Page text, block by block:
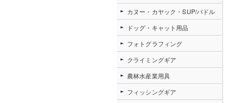
カヌー・カヤック・SUP/パドル
ドッグ・キャット用品
フォトグラフィング
クライミングギア
農林水産業用具
フィッシングギア